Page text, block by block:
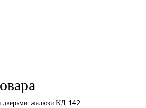
дверьми-жалюзи КД-142